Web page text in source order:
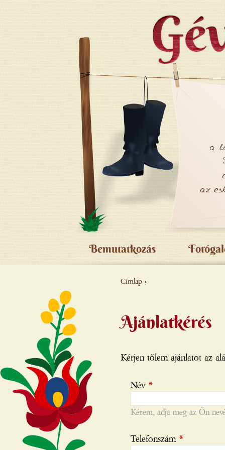
a
az
Bemutatkozás
JELENLEGI
Címlap ›
Ajánlatkérés
Kérjen tőlem ajánlatot az
Név *
Kérem, adja meg az Ön
Telefonszám *